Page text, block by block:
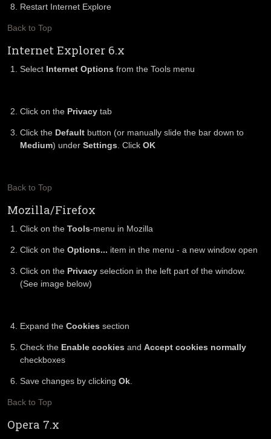
Restart Internet Explore
Back to Top
Internet Explorer 6.x
Select Internet Options from the Tools menu
Click on the Privacy tab
Click the Default button (or manually slide the bar down to
Medium) under Settings . Click OK
Back to Top
Mozilla/Firefox
Click on the Tools-menu in Mozilla
Click on the Options... item in the menu - a new window open
Click on the Privacy selection in the left part of the window.
(See image below)
Expand the Cookies section
Check the Enable cookies and Accept cookies normally
checkboxes
Save changes by clicking Ok
Back to Top
Opera 7.x